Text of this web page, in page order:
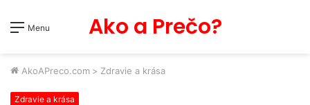
Menu Ako a Prečo?
AkoAPreco.com > Zdravie a krása
Zdravie a krása